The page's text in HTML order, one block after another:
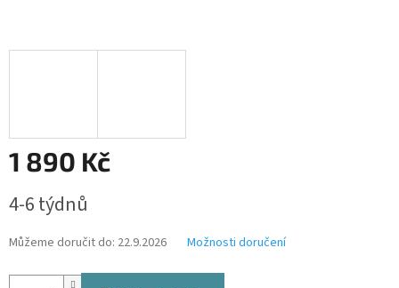
1 890 Kč
cena:
4-6 týdnů
Můžeme doručit do: 22.9.2026 Možnosti doručení